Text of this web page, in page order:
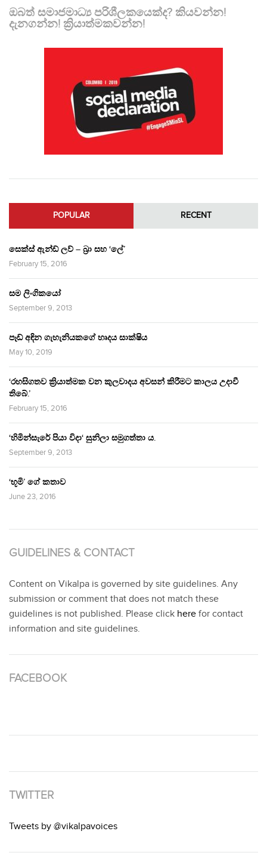
ඔබත් සමාජමාධ්‍ය පරිශීලකයෙක්ද? කියවන්න!
දැනගන්න! ක්‍රියාත්මකවන්න!
POPULAR RECENT
සෙක්ස් ඇන්ඩ් ලව් – බ්‍රා සහ ‘ලේ’
February 15, 2016
සම ලිංගිකයෝ
September 9, 2013
පෑඩ් අඳින ගැහැනියකගේ හෘදය සාක්ෂිය
May 10, 2019
‘රහසිගතව ක්‍රියාත්මක වන කුලවාදය අවසන් කිරීමට කාලය උදාවී
තිබේ.’
February 15, 2016
‘හිමින්සැරේ පියා විදා‘ සුනිලා සමුගත්තා ය.
September 9, 2013
‘භූමි’ ගේ කතාව
June 23, 2016
GUIDELINES & CONTACT
Content on Vikalpa is governed by site guidelines. Any
submission or comment that does not match these
guidelines is not published. Please click here for contact
information and site guidelines.
FACEBOOK
TWITTER
Tweets by @vikalpavoices